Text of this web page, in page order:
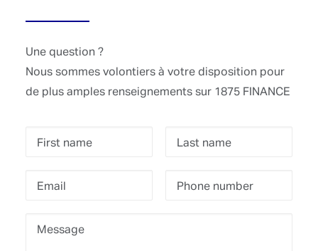
Une question ?
Nous sommes volontiers à votre disposition pour
de plus amples renseignements sur 1875 FINANCE